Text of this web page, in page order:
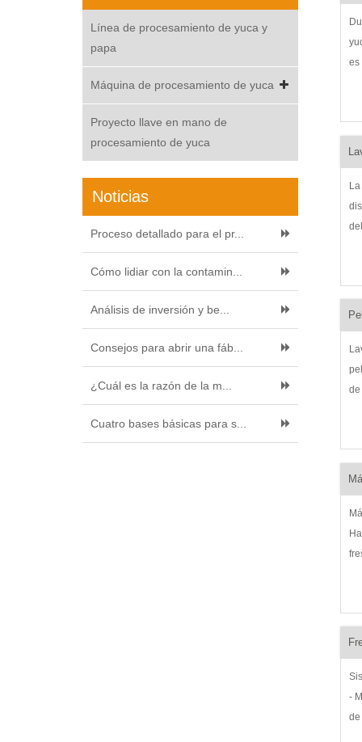
Línea de procesamiento de yuca y
papa
Máquina de procesamiento de yuca
Proyecto llave en mano de
procesamiento de yuca
Noticias
Proceso detallado para el pr...
Cómo lidiar con la contamin...
Análisis de inversión y be...
Consejos para abrir una fáb...
¿Cuál es la razón de la m...
Cuatro bases básicas para s...
es
-